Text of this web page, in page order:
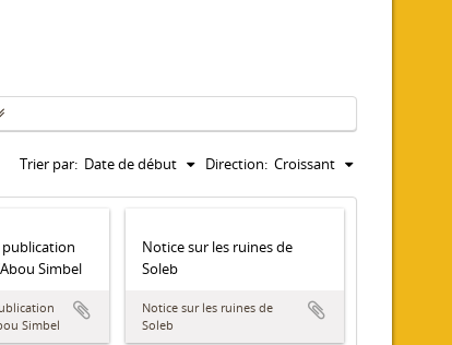
Trier par: Date de début Direction: Croissant
Simbel
Simbel
Notice sur les ruines de
Soleb
Notice sur les ruines de
Soleb